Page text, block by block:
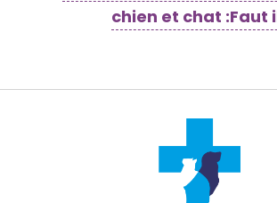
chien et chat :Faut